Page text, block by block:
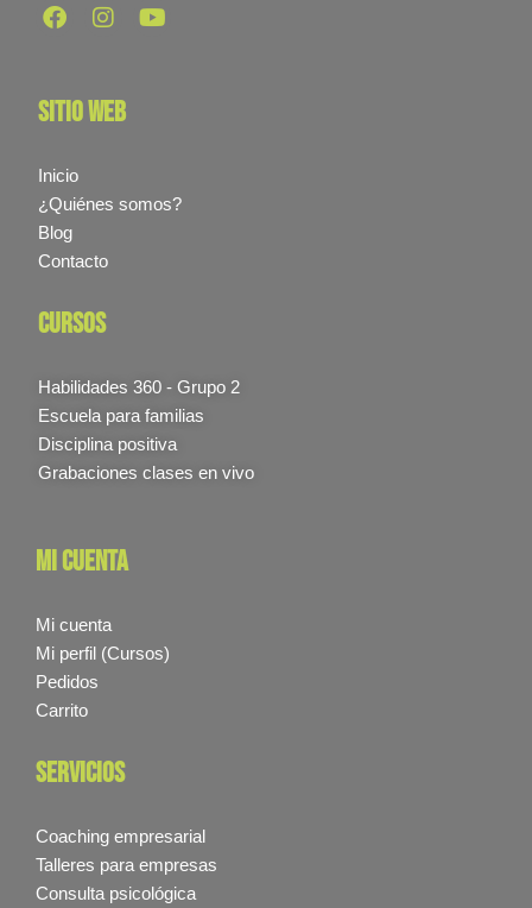
sitio web
Inicio
¿Quiénes somos?
Blog
Contacto
cursos
Habilidades 360 - Grupo 2
Escuela para familias
Disciplina positiva
Grabaciones clases en vivo
mi cuenta
Mi cuenta
Mi perfil (Cursos)
Pedidos
Carrito
servicios
Coaching empresarial
Talleres para empresas
Consulta psicológica